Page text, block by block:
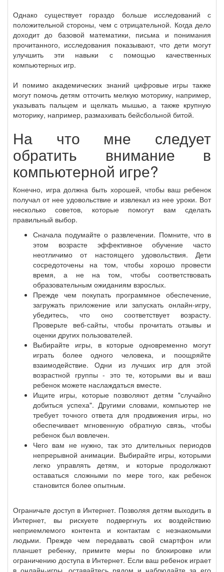
Однако существует гораздо больше исследований с
положительной стороны, чем с отрицательной. Когда дело
доходит до базовой математики, письма и понимания
прочитанного, исследования показывают, что дети могут
улучшить эти навыки с помощью качественных
компьютерных игр.
И помимо академических знаний цифровые игры также
могут помочь детям отточить мелкую моторику, например,
указывать пальцем и щелкать мышью, а также крупную
моторику, например, размахивать бейсбольной битой.
На что мне следует
обратить внимание в
компьютерной игре?
Конечно, игра должна быть хорошей, чтобы ваш ребенок
получал от нее удовольствие и извлекал из нее уроки. Вот
несколько советов, которые помогут вам сделать
правильный выбор.
Сначала подумайте о развлечении. Помните, что в
этом возрасте эффективное обучение часто
неотличимо от настоящего удовольствия. Дети
сосредоточены на том, чтобы хорошо провести
время, а не на том, чтобы соответствовать
образовательным ожиданиям взрослых.
Прежде чем покупать программное обеспечение,
загружать приложение или запускать онлайн-игру,
убедитесь, что оно соответствует возрасту.
Проверьте веб-сайты, чтобы прочитать отзывы и
оценки других пользователей.
Выбирайте игры, в которые одновременно могут
играть более одного человека, и поощряйте
взаимодействие. Одни из лучших игр для этой
возрастной группы - это те, которыми вы и ваш
ребенок можете наслаждаться вместе.
Ищите игры, которые позволяют детям "случайно
добиться успеха". Другими словами, компьютер не
требует точного ответа для продвижения игры, но
обеспечивает мгновенную обратную связь, чтобы
ребенок был вовлечен.
Чего вам не нужно, так это длительных периодов
непрерывной анимации. Выбирайте игры, которыми
легко управлять детям, и которые продолжают
оставаться сложными по мере того, как ребенок
становится более опытным.
Ограничьте доступ в Интернет. Позволяя детям выходить в
Интернет, вы рискуете подвергнуть их воздействию
неприемлемого контента и контактам с незнакомыми
людьми. Прежде чем передавать свой смартфон или
планшет ребенку, примите меры по блокировке или
ограничению доступа в Интернет. Если ваш ребенок играет
в онлайн-игры, оставайтесь рядом и наблюдайте за его